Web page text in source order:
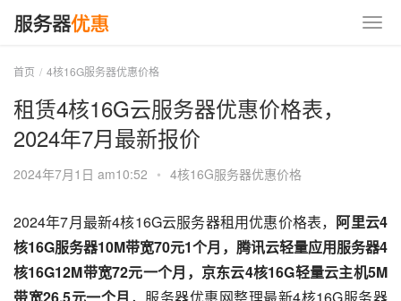
首页 4核16G服务器优惠价格
租赁4核16G云服务器优惠价格表，
2024年7月最新报价
2024年7月1日 am10:52 • 4核16G服务器优惠价格
2024年7月最新4核16G云服务器租用优惠价格表， 阿里云4
核16G服务器10M带宽70元1个月，腾讯云轻量应用服务器4
核16G12M带宽72元一个月，京东云4核16G轻量云主机5M